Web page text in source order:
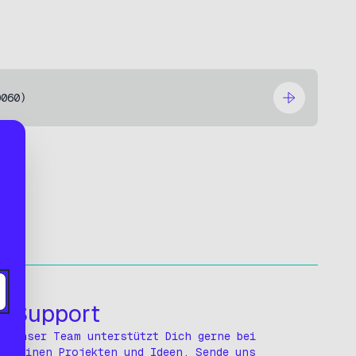
Support
Unser Team unterstützt Dich gerne bei
Deinen Projekten und Ideen. Sende uns